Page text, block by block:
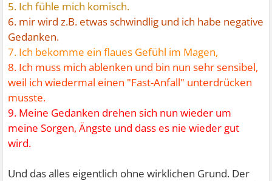
5. Ich fühle mich komisch.
6. mir wird z.B. etwas schwindlig und ich habe negative
Gedanken.
7. Ich bekomme ein flaues Gefühl im Magen,
8. Ich muss mich ablenken und bin nun sehr sensibel,
weil ich wiedermal einen "Fast-Anfall" unterdrücken
musste.
9. Meine Gedanken drehen sich nun wieder um
meine Sorgen, Ängste und dass es nie wieder gut
wird.
Und das alles eigentlich ohne wirklichen Grund. Der